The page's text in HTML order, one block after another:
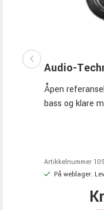
Audio-
Åpen
bass og klare
kabler,
bæreveske og
Artikkelnummer
På weblager.